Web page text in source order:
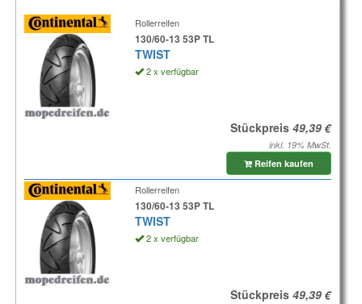
Rollerreifen
130/60-13 53P TL
TWIST
2 x verfügbar
Stückpreis
inkl. 19% MwSt.
Reifen kaufen
Rollerreifen
130/60-13 53P TL
TWIST
2 x verfügbar
Stückpreis